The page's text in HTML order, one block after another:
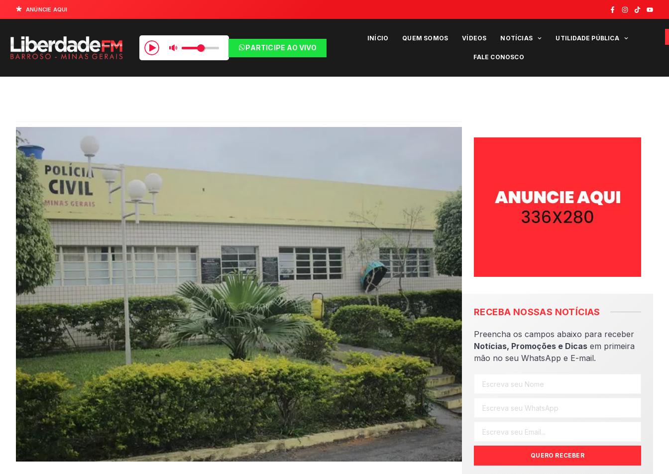
ANÚNCIE AQUI
PARTICIPE AO VIVO
INÍCIO QUEM SOMOS VÍDEOS NOTÍCIAS UTILIDADE PÚBLICA
FALE CONOSCO
RECEBA NOSSAS NOTÍCIAS
Preencha os campos abaixo para receber
Notícias, Promoções e Dicas em primeira
mão no seu WhatsApp e E-mail.
QUERO RECEBER